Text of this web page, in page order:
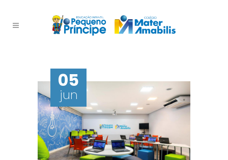
05
jun